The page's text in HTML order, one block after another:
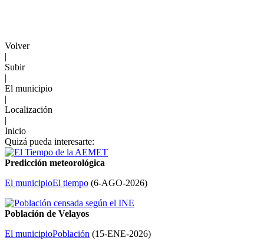
Volver
|
Subir
|
El municipio
|
Localización
|
Inicio
Quizá pueda interesarte:
Predicción meteorológica
El municipioEl tiempo (6-AGO-2026)
Población de Velayos
El municipioPoblación (15-ENE-2026)